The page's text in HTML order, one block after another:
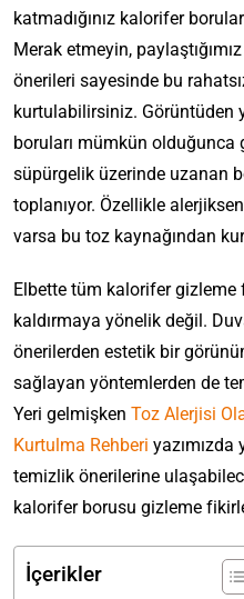
katmadığınız kalorifer
Merak etmeyin,
önerileri sayesinde bu
kurtulabilirsiniz. Görüntüden
boruları mümkün
süpürgelik üzerinde uzanan
toplanıyor. Özellikle
varsa bu toz kaynağından
Elbette tüm kalorifer
kaldırmaya yönelik değil.
önerilerden estetik bir
sağlayan yöntemlerden de
Yeri gelmişken Toz Alerjisi
Kurtulma Rehberi yazımızda
temizlik önerilerine
kalorifer borusu gizleme
İçerikler